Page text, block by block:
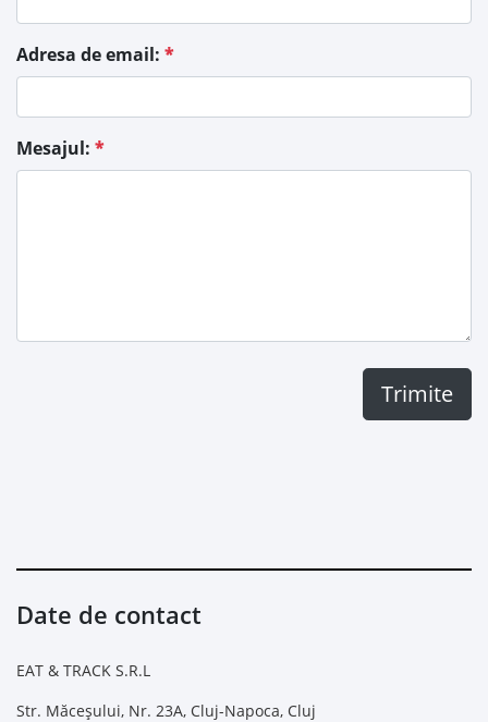
Adresa de email: *
Mesajul: *
Trimite
Date de contact
EAT & TRACK S.R.L
Str. Măceșului, Nr. 23A, Cluj-Napoca, Cluj